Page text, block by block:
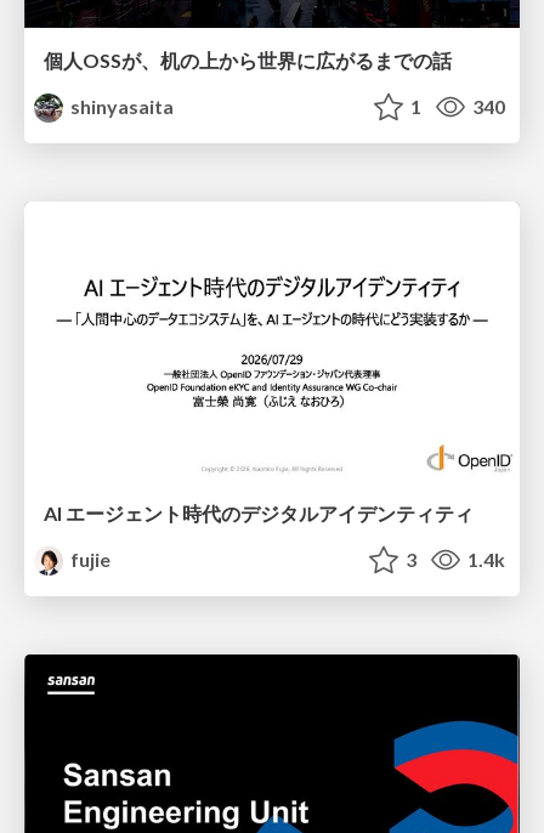
個人OSSが、机の上から世界に広がるまでの話
shinyasaita
1 340
AI エージェント時代のデジタルアイデンティティ
fujie
3 1.4k